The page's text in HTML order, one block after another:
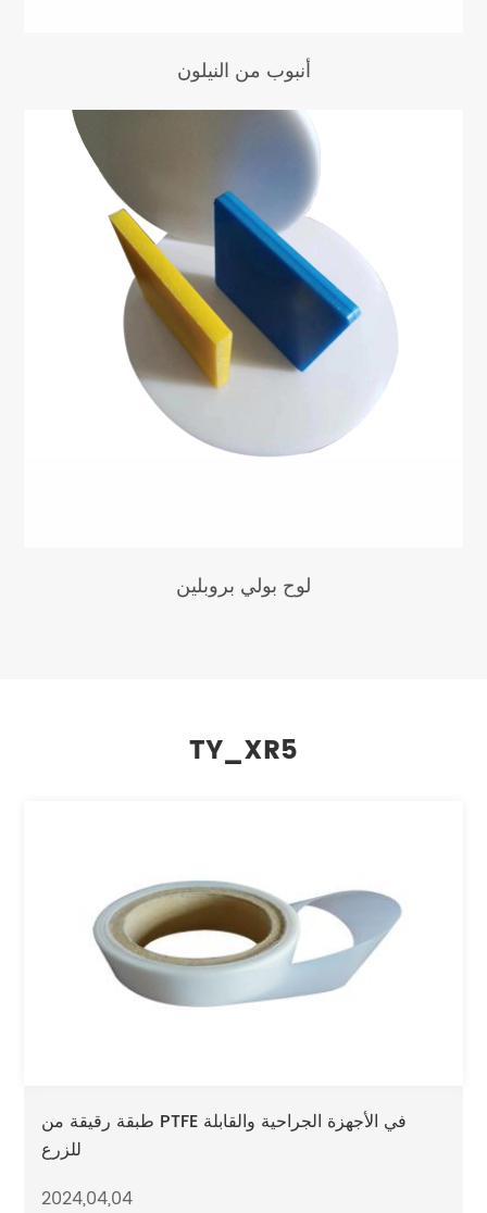
أنبوب من النيلون
لوح بولي بروبلين
TY_XR5
طبقة رقيقة من PTFE في الأجهزة الجراحية والقابلة
للزرع
2024,04,04